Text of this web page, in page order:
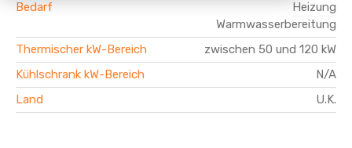
Bedarf
Heizung
Warmwasserbereitung
Thermischer kW-Bereich
zwischen 50 und 120 kW
Kühlschrank kW-Bereich
N/A
Land
U.K.